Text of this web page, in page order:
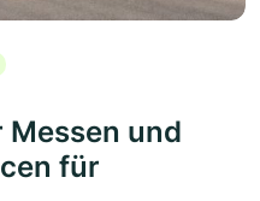
und
für